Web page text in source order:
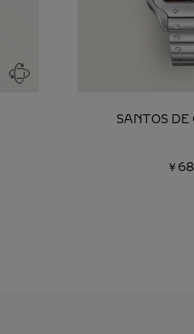
SANTOS DE
￥